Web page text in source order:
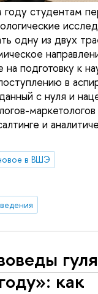
студентам
одну из двух
подготовку к
в
с нуля и
и
в ВШЭ
как